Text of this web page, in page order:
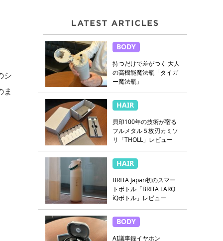
シ
ま
BODY
持つだけで差がつく 大人
の高機能魔法瓶「タイガ
ー魔法瓶」
HAIR
貝印100年の技術が宿る
フルメタル５枚刃カミソ
リ「THOLL」レビュー
HAIR
BRITA Japan初のスマー
トボトル「BRITA LARQ
iQボトル」レビュー
BODY
AI議事録イヤホン